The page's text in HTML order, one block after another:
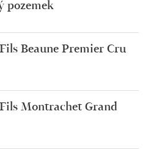
pozemek
Beaune Premier Cru
Montrachet Grand